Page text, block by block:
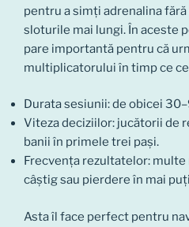
pentru a simți adrenalina
sloturile mai lungi. În aceste
pare importantă pentru că
multiplicatorului în timp ce
Durata sesiunii: de obicei
Viteza deciziilor: jucătorii de
banii în primele trei pași.
Frecvența rezultatelor:
câștig sau pierdere în mai
Asta îl face perfect pentru